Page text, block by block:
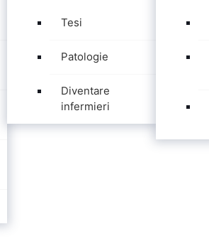
Tesi
Patologie
Diventare
infermieri